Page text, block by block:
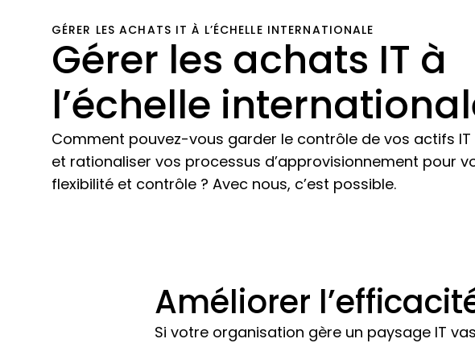
GÉRER LES ACHATS IT À L’ÉCHELLE INTERNATIONALE
Gérer les achats IT à
l’échelle
Comment pouvez-vous garder le contrôle de vos actifs
et rationaliser vos processus d’approvisionnement pour
flexibilité et contrôle ? Avec nous, c’est possible.
Améliorer
Si votre organisation gère un paysage IT